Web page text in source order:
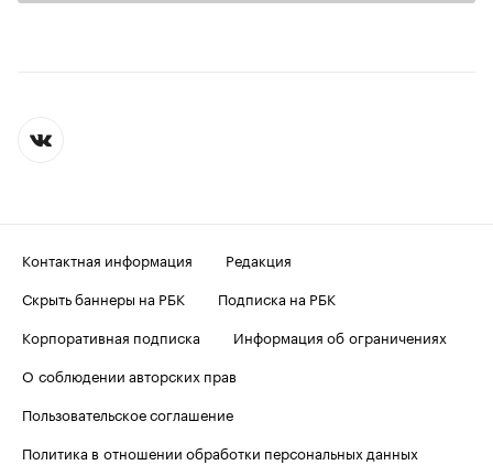
Контактная информация
Редакция
Скрыть баннеры на РБК
Подписка на РБК
Корпоративная подписка
Информация об ограничениях
О соблюдении авторских прав
Пользовательское соглашение
Политика в отношении обработки персональных данных